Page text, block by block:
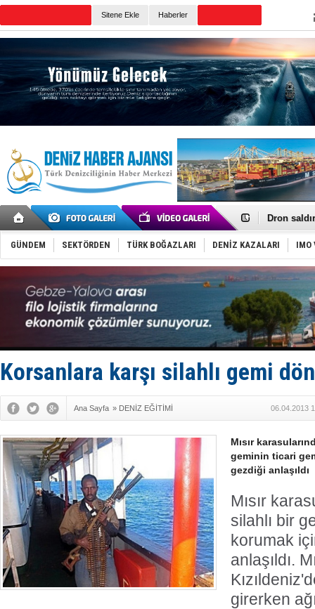
Sitene Ekle Haberler
Gemi
Dron
'REGAL 1'
Gemide 5
Yakıt
Rus
Tatil
Rusya,
Enejota
Denizcilik
Taksi
GÜNDEM SEKTÖRDEN TÜRK BOĞAZLARI DENİZ KAZALARI IMO
Korsanlara karşı silahlı gemi
Ana Sayfa » DENİZ EĞİTİMİ 06.04.2013
Mısır
geminin ticari
gezdiği anlaşıldı
Mısır
silahlı bir
korumak
anlaşıldı.
girerken